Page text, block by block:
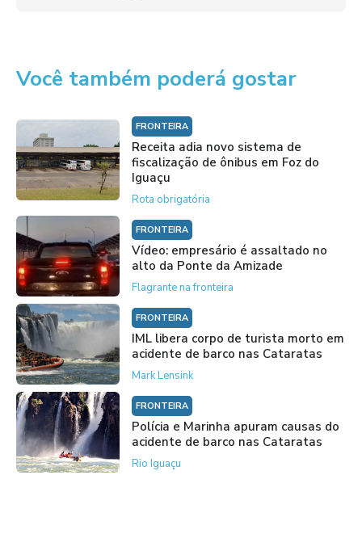
Você também poderá gostar
FRONTEIRA
Receita adia novo sistema de
fiscalização de ônibus em Foz do
Iguaçu
Rota obrigatória
FRONTEIRA
Vídeo: empresário é assaltado no
alto da Ponte da Amizade
Flagrante na fronteira
FRONTEIRA
IML libera corpo de turista morto em
acidente de barco nas Cataratas
Mark Lensink
FRONTEIRA
Polícia e Marinha apuram causas do
acidente de barco nas Cataratas
Rio Iguaçu